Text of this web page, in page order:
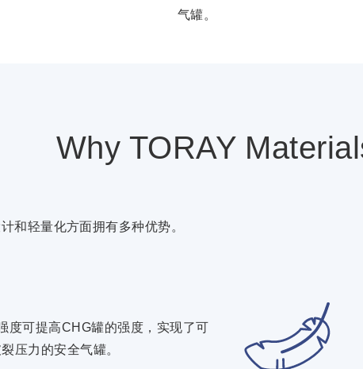
气罐。
Why TORAY
和轻量化方面拥有多种优势。
度可提高CHG罐的强度，实现了可
压力的安全气罐。